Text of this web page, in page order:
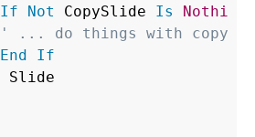
If
Not CopySlide Is
Nothing
' ... do things with copy of
End
If